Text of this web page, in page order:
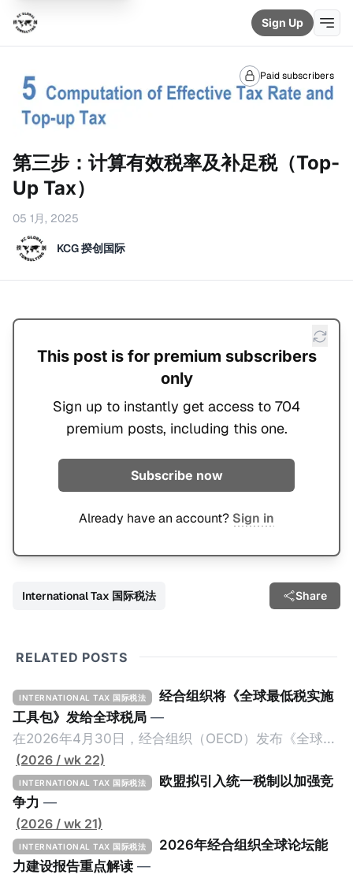
Sign Up
Paid subscribers
第三步：计算有效税率及补足税（Top-
Up Tax）
05 1月, 2025
KCG 揆创国际
This post is for premium subscribers
only
Sign up to instantly get access to 704
premium posts, including this one.
Subscribe now
Already have an account? Sign in
International Tax 国际税法 Share
RELATED POSTS
INTERNATIONAL TAX 国际税法
经合组织将《全球最低税实施
工具包》发给全球税局 —
在2026年4月30日，经合组织（OECD）发布《全球最
低税实施工具包》（The Global Minimum Tax
Implementation Toolkit），为各国税务机关和政策制
定者提供一套可操作的路线图，以确保全球最低税规则
协调一致、高效落地。 《工具包》的主要内容总结如
下： 一、 核心目标与背景 全球最低税规则旨在确保大
型跨国企业在其运营的每个司法管辖区支付至少15%的
(2026 / wk 22)
INTERNATIONAL TAX 国际税法
欧盟拟引入统一税制以加强竞
争力 —
(2026 / wk 21)
INTERNATIONAL TAX 国际税法
2026年经合组织全球论坛能
力建设报告重点解读 —